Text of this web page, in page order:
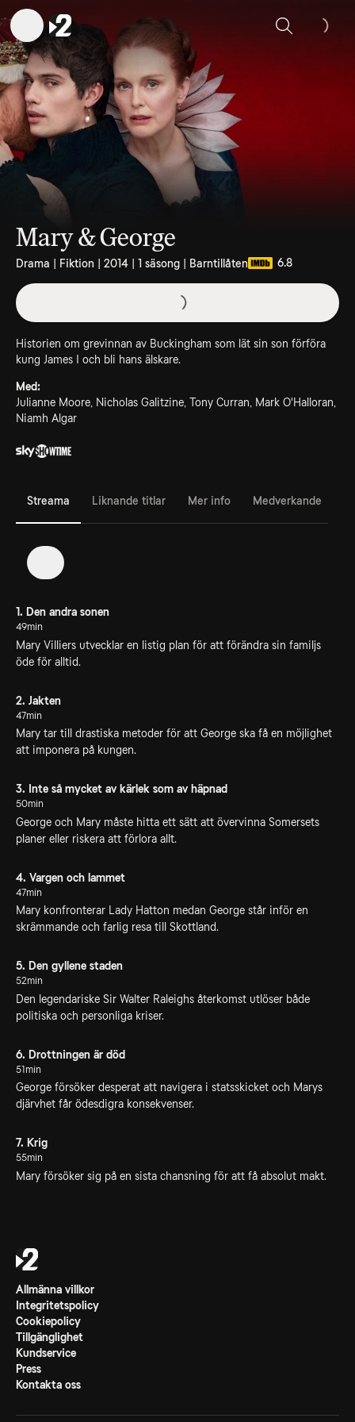
Sök
Mary & George
Drama | Fiktion | 2014 | 1 säsong | Barntillåten 6.8
Historien om grevinnan av Buckingham som lät sin son förföra
kung James I och bli hans älskare.
Med:
Julianne Moore, Nicholas Galitzine, Tony Curran, Mark O'Halloran,
Niamh Algar
Streama Liknande titlar Mer info Medverkande
1. Den andra sonen
49min
Mary Villiers utvecklar en listig plan för att förändra sin familjs
öde för alltid.
2. Jakten
47min
Mary tar till drastiska metoder för att George ska få en möjlighet
att imponera på kungen.
3. Inte så mycket av kärlek som av häpnad
50min
George och Mary måste hitta ett sätt att övervinna Somersets
planer eller riskera att förlora allt.
4. Vargen och lammet
47min
Mary konfronterar Lady Hatton medan George står inför en
skrämmande och farlig resa till Skottland.
5. Den gyllene staden
52min
Den legendariske Sir Walter Raleighs återkomst utlöser både
politiska och personliga kriser.
6. Drottningen är död
51min
George försöker desperat att navigera i statsskicket och Marys
djärvhet får ödesdigra konsekvenser.
7. Krig
55min
Mary försöker sig på en sista chansning för att få absolut makt.
Allmänna villkor
Integritetspolicy
Cookiepolicy
Tillgänglighet
Kundservice
Press
Kontakta oss